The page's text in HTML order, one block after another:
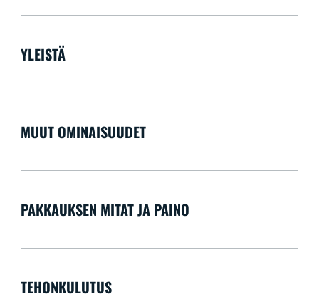
YLEISTÄ
MUUT OMINAISUUDET
PAKKAUKSEN MITAT JA PAINO
TEHONKULUTUS